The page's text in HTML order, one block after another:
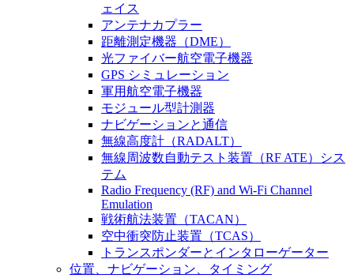
ェイス
アンテナカプラー
距離測定機器（DME）
光ファイバー航空電子機器
GPS シミュレーション
軍用航空電子機器
モジュール型計測器
ナビゲーションと通信
無線高度計（RADALT）
無線周波数自動テスト装置（RF ATE）シス
テム
Radio Frequency (RF) and Wi-Fi Channel
Emulation
戦術航法装置（TACAN）
空中衝突防止装置（TCAS）
トランスポンダーとインタローゲーター
位置、ナビゲーション、タイミング